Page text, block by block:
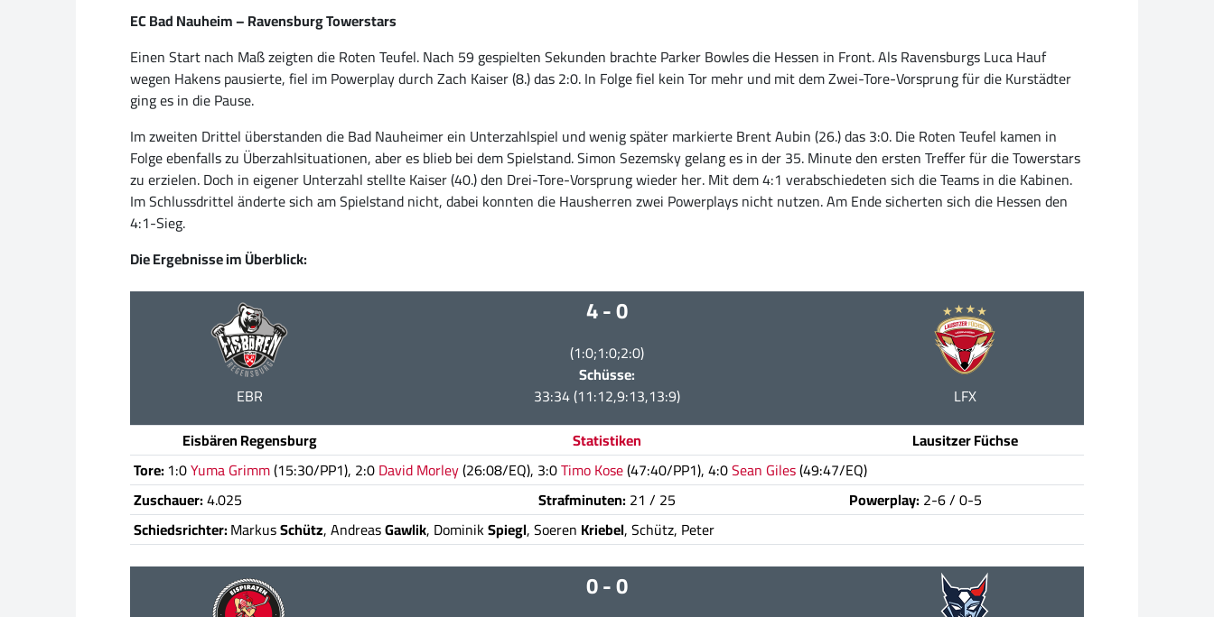
EC Bad Nauheim – Ravensburg Towerstars
Einen Start nach Maß zeigten die Roten Teufel. Nach 59 gespielten Sekunden brachte Parker Bowles die Hessen in Front. Als Ravensburgs Luca Hauf
wegen Hakens pausierte, fiel im Powerplay durch Zach Kaiser (8.) das 2:0. In Folge fiel kein Tor mehr und mit dem Zwei-Tore-Vorsprung für die Kurstädter
ging es in die Pause.
Im zweiten Drittel überstanden die Bad Nauheimer ein Unterzahlspiel und wenig später markierte Brent Aubin (26.) das 3:0. Die Roten Teufel kamen in
Folge ebenfalls zu Überzahlsituationen, aber es blieb bei dem Spielstand. Simon Sezemsky gelang es in der 35. Minute den ersten Treffer für die Towerstars
zu erzielen. Doch in eigener Unterzahl stellte Kaiser (40.) den Drei-Tore-Vorsprung wieder her. Mit dem 4:1 verabschiedeten sich die Teams in die Kabinen.
Im Schlussdrittel änderte sich am Spielstand nicht, dabei konnten die Hausherren zwei Powerplays nicht nutzen. Am Ende sicherten sich die Hessen den
4:1-Sieg.
Die Ergebnisse im Überblick:
EBR
4 - 0
(1:0;1:0;2:0)
Schüsse:
33:34 (11:12,9:13,13:9)
LFX
Eisbären Regensburg
Statistiken
Lausitzer Füchse
Tore:1:0Yuma Grimm(15:30/PP1), 2:0David Morley(26:08/EQ), 3:0Timo Kose(47:40/PP1), 4:0Sean Giles(49:47/EQ)
Zuschauer:4.025 Strafminuten: 21 / 25 Powerplay: 2-6 / 0-5
Schiedsrichter:MarkusSchütz, AndreasGawlik, DominikSpiegl, Soeren Kriebel, Schütz, Peter
0 - 0